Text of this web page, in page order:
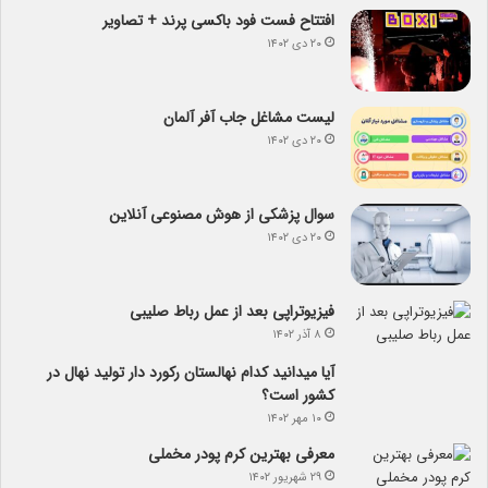
افتتاح فست فود باکسی پرند + تصاویر
۲۰ دی ۱۴۰۲
لیست مشاغل جاب آفر آلمان
۲۰ دی ۱۴۰۲
سوال پزشکی از هوش مصنوعی آنلاین
۲۰ دی ۱۴۰۲
فیزیوتراپی بعد از عمل رباط صلیبی
۸ آذر ۱۴۰۲
آیا می­دانید کدام نهالستان رکورد دار تولید نهال­ در
کشور است؟
۱۰ مهر ۱۴۰۲
معرفی بهترین کرم پودر مخملی
۲۹ شهریور ۱۴۰۲